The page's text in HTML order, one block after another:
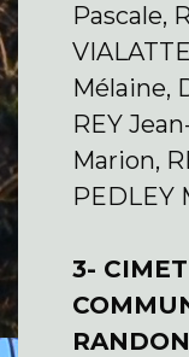
Pascale,
Mélaine,
REY
Marion,
PEDLEY
3-